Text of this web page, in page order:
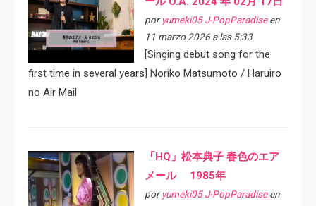
por yumeki05 J-PopParadiseen
11 marzo 2026 a las 5:33
[Singing debut song for the
first time in several years] Noriko Matsumoto / Haruiro
no Air Mail
「HQ」松本典子 春色のエア
メール 1985年
por yumeki05 J-PopParadiseen